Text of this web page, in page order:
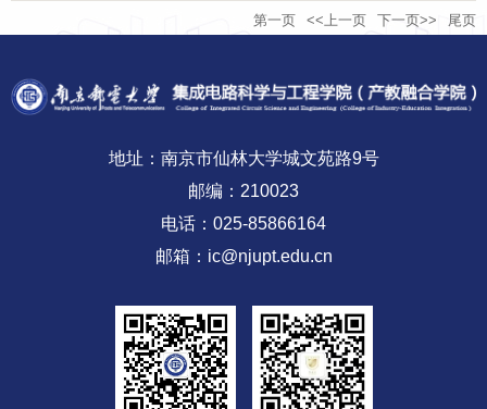
第一页 <<上一页 下一页>> 尾页
地址：南京市仙林大学城文苑路9号
邮编：210023
电话：025-85866164
邮箱：ic@njupt.edu.cn